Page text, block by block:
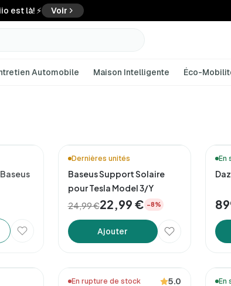
est là! ⚡ Voir
Automobile Maison Intelligente Éco-
Dernières unités
Baseus Support Solaire
pour Tesla Model 3/Y
24,99 €22,99 € −8%
Ajouter
En
En rupture de stock
5.0
En